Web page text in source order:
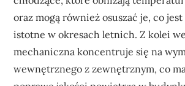
oraz mogą również osuszać je, co
istotne w okresach letnich. Z kolei
mechaniczna koncentruje się na
wewnętrznego z zewnętrznym, co